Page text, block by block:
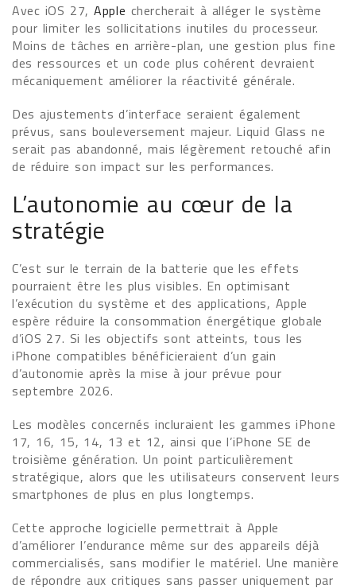
Avec iOS 27,Apple chercherait à alléger le système
pour limiter les sollicitations inutiles du processeur.
Moins de tâches en arrière-plan, une gestion plus fine
des ressources et un code plus cohérent devraient
mécaniquement améliorer la réactivité générale.
Des ajustements d’interface seraient également
prévus, sans bouleversement majeur. Liquid Glass ne
serait pas abandonné, mais légèrement retouché afin
de réduire son impact sur les performances.
L’autonomie au cœur de la
stratégie
C’est sur le terrain de la batterie que les effets
pourraient être les plus visibles. En optimisant
l’exécution du système et des applications, Apple
espère réduire la consommation énergétique globale
d’iOS 27. Si les objectifs sont atteints, tous les
iPhone compatibles bénéficieraient d’un gain
d’autonomie après la mise à jour prévue pour
septembre 2026.
Les modèles concernés incluraient les gammes iPhone
17, 16, 15, 14, 13 et 12, ainsi que l’iPhone SE de
troisième génération. Un point particulièrement
stratégique, alors que les utilisateurs conservent leurs
smartphones de plus en plus longtemps.
Cette approche logicielle permettrait à Apple
d’améliorer l’endurance même sur des appareils déjà
commercialisés, sans modifier le matériel. Une manière
de répondre aux critiques sans passer uniquement par